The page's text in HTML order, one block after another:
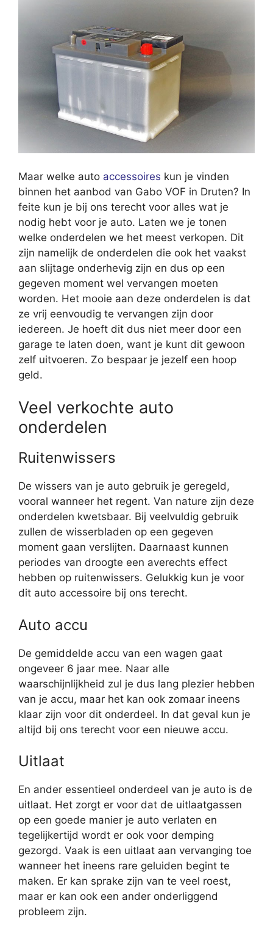
Maar welke auto accessoires kun je vinden
binnen het aanbod van Gabo VOF in Druten? In
feite kun je bij ons terecht voor alles wat je
nodig hebt voor je auto. Laten we je tonen
welke onderdelen we het meest verkopen. Dit
zijn namelijk de onderdelen die ook het vaakst
aan slijtage onderhevig zijn en dus op een
gegeven moment wel vervangen moeten
worden. Het mooie aan deze onderdelen is dat
ze vrij eenvoudig te vervangen zijn door
iedereen. Je hoeft dit dus niet meer door een
garage te laten doen, want je kunt dit gewoon
zelf uitvoeren. Zo bespaar je jezelf een hoop
geld.
Veel verkochte auto
onderdelen
Ruitenwissers
De wissers van je auto gebruik je geregeld,
vooral wanneer het regent. Van nature zijn deze
onderdelen kwetsbaar. Bij veelvuldig gebruik
zullen de wisserbladen op een gegeven
moment gaan verslijten. Daarnaast kunnen
periodes van droogte een averechts effect
hebben op ruitenwissers. Gelukkig kun je voor
dit auto accessoire bij ons terecht.
Auto accu
De gemiddelde accu van een wagen gaat
ongeveer 6 jaar mee. Naar alle
waarschijnlijkheid zul je dus lang plezier hebben
van je accu, maar het kan ook zomaar ineens
klaar zijn voor dit onderdeel. In dat geval kun je
altijd bij ons terecht voor een nieuwe accu.
Uitlaat
En ander essentieel onderdeel van je auto is de
uitlaat. Het zorgt er voor dat de uitlaatgassen
op een goede manier je auto verlaten en
tegelijkertijd wordt er ook voor demping
gezorgd. Vaak is een uitlaat aan vervanging toe
wanneer het ineens rare geluiden begint te
maken. Er kan sprake zijn van te veel roest,
maar er kan ook een ander onderliggend
probleem zijn.